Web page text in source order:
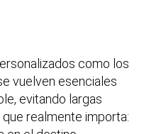
como los
vuelven esenciales
evitando largas
realmente importa: